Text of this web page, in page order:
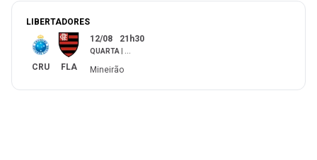
LIBERTADORES
CRU FLA
12/08 21h30
QUARTA
Mineirão